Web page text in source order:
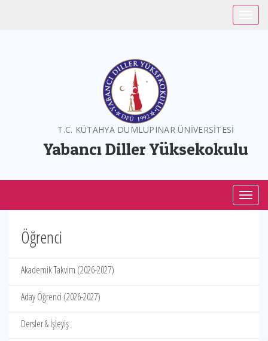
T.C. KÜTAHYA DUMLUPINAR ÜNİVERSİTESİ
Yabancı Diller Yüksekokulu
Öğrenci
Akademik Takvim (2026-2027)
Aday Öğrenci (2026-2027)
Dersler & İşleyiş